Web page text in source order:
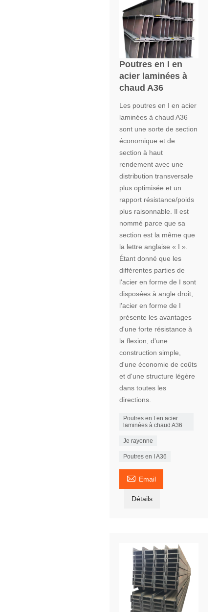
Poutres en I en
acier laminées à
chaud A36
Les poutres en I en acier
laminées à chaud A36
sont une sorte de section
économique et de
section à haut
rendement avec une
distribution transversale
plus optimisée et un
rapport résistance/poids
plus raisonnable. Il est
nommé parce que sa
section est la même que
la lettre anglaise « I ».
Étant donné que les
différentes parties de
l'acier en forme de I sont
disposées à angle droit,
l'acier en forme de I
présente les avantages
d'une forte résistance à
la flexion, d'une
construction simple,
d'une économie de coûts
et d'une structure légère
dans toutes les
directions.
Poutres en I en acier
laminées à chaud A36
Je rayonne
Poutres en I A36
 Email
Détails